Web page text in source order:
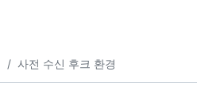
/ 사전 수신 후크 환경